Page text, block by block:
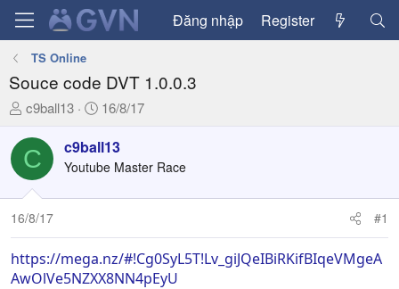
Đăng nhập Register
TS Online
Souce code DVT 1.0.0.3
T
r
e
a
d
s
t
a
r
c9ball13
N
à
y
ử
16/8/17
C c9ball13
Youtube Master Race
16/8/17 #1
https://mega.nz/#!Cg0SyL5T!Lv_giJQeIBiRKifBIqeVMgeA
AwOlVe5NZXX8NN4pEyU